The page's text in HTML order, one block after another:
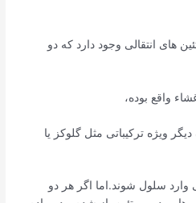
های انتقالی وجود دارد که دو
واقع بوده،
ویژه ترکیباتی مثل گلوکز یا
وارد سلول شوند.اما اگر هر دو